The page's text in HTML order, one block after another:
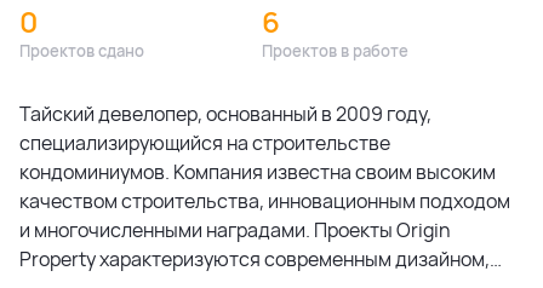
0
Проектов сдано
6
Проектов в работе
Тайский девелопер, основанный в 2009 году,
специализирующийся на строительстве
кондоминиумов. Компания известна своим высоким
качеством строительства, инновационным подходом
и многочисленными наградами. Проекты Origin
Property характеризуются современным дизайном,